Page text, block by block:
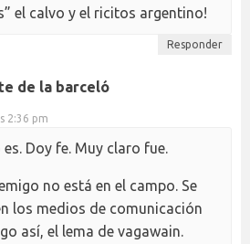
el calvo y el ricitos argentino!
Responder
de la barceló
2:36 pm
es. Doy fe. Muy claro fue.
no está en el campo. Se
los medios de comunicación
así, el lema de vagawain.